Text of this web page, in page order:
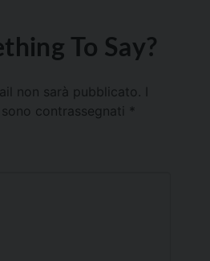
To Say?
non sarà pubblicato.
contrassegnati *